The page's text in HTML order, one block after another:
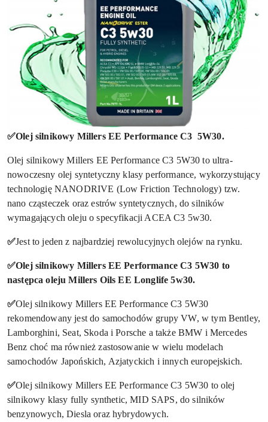
✅Olej silnikowy Millers EE Performance C3 5W30.
Olej silnikowy Millers EE Performance C3 5W30 to ultra-
nowoczesny olej syntetyczny klasy performance, wykorzystujący
technologię NANODRIVE (Low Friction Technology) tzw.
nano cząsteczek oraz estrów syntetycznych, do silników
wymagających oleju o specyfikacji ACEA C3 5w30.
✅Jest to jeden z najbardziej rewolucyjnych olejów na rynku.
✅Olej silnikowy Millers EE Performance C3 5W30 to
następca oleju Millers Oils EE Longlife 5w30.
✅Olej silnikowy Millers EE Performance C3 5W30
rekomendowany jest do samochodów grupy VW, w tym Bentley,
Lamborghini, Seat, Skoda i Porsche a także BMW i Mercedes
Benz choć ma również zastosowanie w wielu modelach
samochodów Japońskich, Azjatyckich i innych europejskich.
✅Olej silnikowy Millers EE Performance C3 5W30 to olej
silnikowy klasy fully synthetic, MID SAPS, do silników
benzynowych, Diesla oraz hybrydowych.